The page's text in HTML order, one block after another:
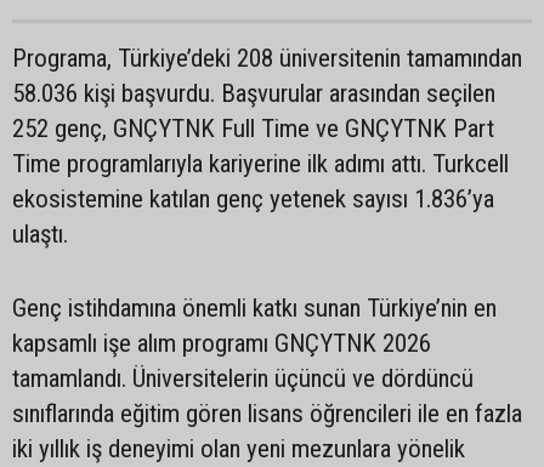
Programa, Türkiye’deki 208 üniversitenin tamamından
58.036 kişi başvurdu. Başvurular arasından seçilen
252 genç, GNÇYTNK Full Time ve GNÇYTNK Part
Time programlarıyla kariyerine ilk adımı attı. Turkcell
ekosistemine katılan genç yetenek sayısı 1.836’ya
ulaştı.
Genç istihdamına önemli katkı sunan Türkiye’nin en
kapsamlı işe alım programı GNÇYTNK 2026
tamamlandı. Üniversitelerin üçüncü ve dördüncü
sınıflarında eğitim gören lisans öğrencileri ile en fazla
iki yıllık iş deneyimi olan yeni mezunlara yönelik